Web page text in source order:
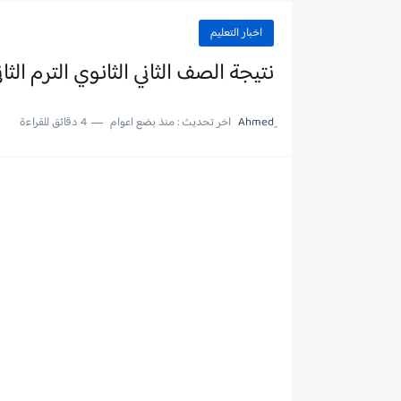
اخبار التعليم
نتيجة الصف الثاني الثانوي الترم الثاني 2020 بكود الطالب
اخر تحديث :منذ بضع اعوام 4 دقائق للقراءة